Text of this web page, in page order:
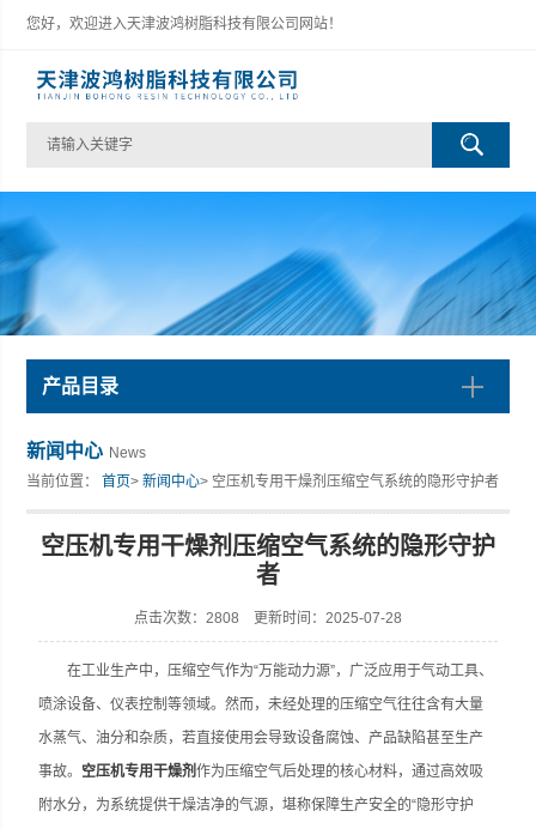
您好，欢迎进入天津波鸿树脂科技有限公司网站！
产品目录
新闻中心 News
当前位置：首页>新闻中心> 空压机专用干燥剂压缩空气系统的隐形守护者
空压机专用干燥剂压缩空气系统的隐形守护
者
点击次数：2808 更新时间：2025-07-28
在工业生产中，压缩空气作为“万能动力源”，广泛应用于气动工具、
喷涂设备、仪表控制等领域。然而，未经处理的压缩空气往往含有大量
水蒸气、油分和杂质，若直接使用会导致设备腐蚀、产品缺陷甚至生产
事故。 空压机专用干燥剂作为压缩空气后处理的核心材料，通过高效吸
附水分，为系统提供干燥洁净的气源，堪称保障生产安全的“隐形守护